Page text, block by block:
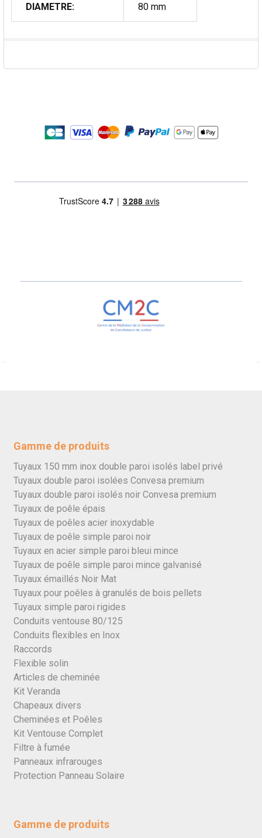
DIAMETRE: 80 mm
Gamme de produits
Tuyaux 150 mm inox double paroi isolés label privé
Tuyaux double paroi isolées Convesa premium
Tuyaux double paroi isolés noir Convesa premium
Tuyaux de poêle épais
Tuyaux de poêles acier inoxydable
Tuyaux de poêle simple paroi noir
Tuyaux en acier simple paroi bleui mince
Tuyaux de poêle simple paroi mince galvanisé
Tuyaux émaillés Noir Mat
Tuyaux pour poêles à granulés de bois pellets
Tuyaux simple paroi rigides
Conduits ventouse 80/125
Conduits flexibles en Inox
Raccords
Flexible solin
Articles de cheminée
Kit Veranda
Chapeaux divers
Cheminées et Poêles
Kit Ventouse Complet
Filtre à fumée
Panneaux infrarouges
Protection Panneau Solaire
Gamme de produits